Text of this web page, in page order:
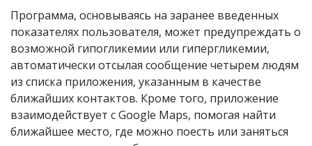
Программа, основываясь на заранее введенных
показателях пользователя, может предупреждать о
возможной гипогликемии или гипергликемии,
автоматически отсылая сообщение четырем людям
из списка приложения, указанным в качестве
ближайших контактов. Кроме того, приложение
взаимодействует с Google Maps, помогая найти
ближайшее место, где можно поесть или заняться